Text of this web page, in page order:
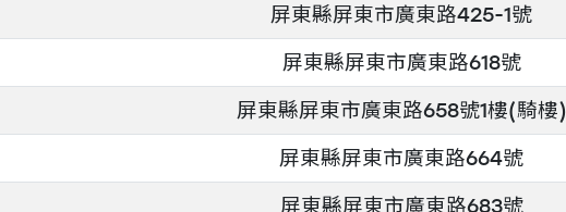
屏東縣屏東市廣東路425-1號
屏東縣屏東市廣東路618號
屏東縣屏東市廣東路658號1樓(騎樓)
屏東縣屏東市廣東路664號
屏東縣屏東市廣東路683號